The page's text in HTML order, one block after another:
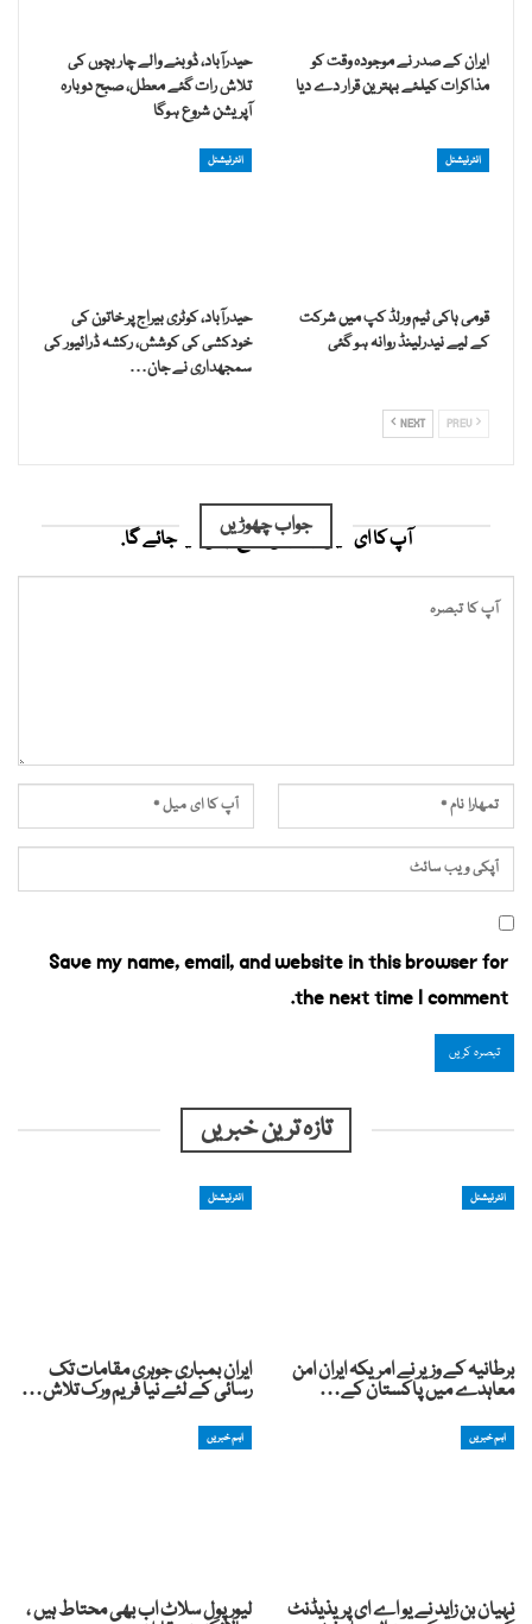
ایران کے صدر نے موجودہ وقت کو
مذاکرات کیلئے بہترین قرار دے دیا
حیدرآباد، ڈوبنے والے چار بچوں کی
تلاش رات گئے معطل، صبح دوبارہ
آپریشن شروع ہوگا
انٹرنیشنل
قومی ہاکی ٹیم ورلڈ کپ میں شرکت
کے لیے نیدرلینڈ روانہ ہو گئی
انٹرنیشنل
حیدرآباد، کوٹری بیراج پر خاتون کی
خودکشی کی کوشش، رکشہ ڈرائیور کی
سمجھداری نے جان…
NEXT
جواب چھوڑیں
آپ کا ای میل ایڈریس شائع نہیں کیا جائے گا.
Save my name, email, and website in this browser for
the next time I comment.
تازہ ترین خبریں
انٹرنیشنل
برطانیہ کے وزیر نے امریکہ ایران امن
معاہدے میں پاکستان کے…
انٹرنیشنل
ایران بمباری جوہری مقامات تک
رسائی کے لئے نیا فریم ورک تلاش…
اہم خبریں
نہیان بن زاید نے یو اے ای پریذیڈنٹ
اہم خبریں
لیورپول سلاٹ اب بھی محتاط ہیں ،